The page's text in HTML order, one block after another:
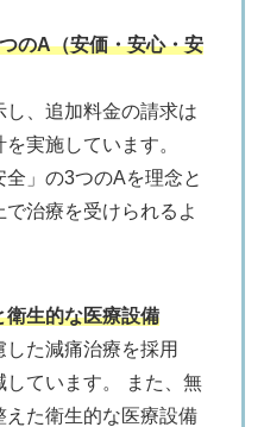
のA（安価・安心・安
、追加料金の請求は
実施しています。
全」の3つのAを理念と
治療を受けられるよ
衛生的な医療設備
た減痛治療を採用
ています。
また、無
た衛生的な医療設備